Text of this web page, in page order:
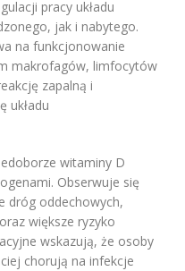
pracy układu
jak i nabytego.
na funkcjonowanie
makrofagów, limfocytów
zapalną i
układu
witaminy D
Obserwuje się
dróg oddechowych,
większe ryzyko
wskazują, że osoby
chorują na infekcje